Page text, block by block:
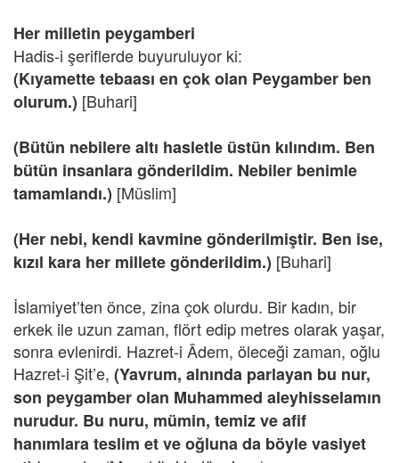
Her milletin peygamberi
Hadis-i şeriflerde buyuruluyor ki:
(Kıyamette tebaası en çok olan Peygamber ben
olurum.) [Buhari]
(Bütün nebilere altı hasletle üstün kılındım. Ben
bütün insanlara gönderildim. Nebiler benimle
tamamlandı.) [Müslim]
(Her nebi, kendi kavmine gönderilmiştir. Ben ise,
kızıl kara her millete gönderildim.) [Buhari]
İslamiyet’ten önce, zina çok olurdu. Bir kadın, bir
erkek ile uzun zaman, flört edip metres olarak yaşar,
sonra evlenirdi. Hazret-i Âdem, öleceği zaman, oğlu
Hazret-i Şit’e, (Yavrum, alnında parlayan bu nur,
son peygamber olan Muhammed aleyhisselamın
nurudur. Bu nuru, mümin, temiz ve afif
hanımlara teslim et ve oğluna da böyle vasiyet